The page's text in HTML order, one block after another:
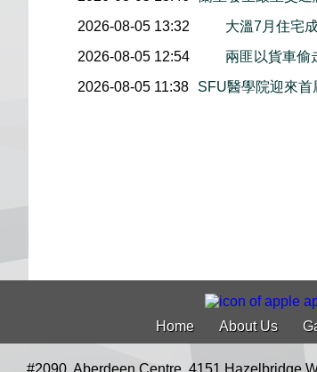
2026-08-05 13:32
大溫7月住宅
2026-08-05 12:54
兩匪以貨車偷
2026-08-05 11:38
SFU醫學院迎來首
Home About Us
#2090, Aberdeen Centre, 4151 Hazelbridge